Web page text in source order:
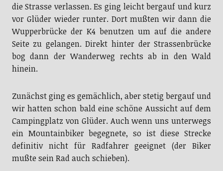
die Strasse verlassen. Es ging leicht bergauf und kurz
vor Glüder wieder runter. Dort mußten wir dann die
Wupperbrücke der K4 benutzen um auf die andere
Seite zu gelangen. Direkt hinter der Strassenbrücke
bog dann der Wanderweg rechts ab in den Wald
hinein.
Zunächst ging es gemächlich, aber stetig bergauf und
wir hatten schon bald eine schöne Aussicht auf dem
Campingplatz von Glüder. Auch wenn uns unterwegs
ein Mountainbiker begegnete, so ist diese Strecke
definitiv nicht für Radfahrer geeignet (der Biker
mußte sein Rad auch schieben).